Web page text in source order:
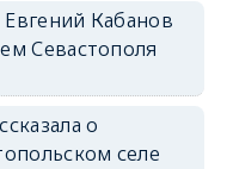
Кабанов
Севастополя
о
селе